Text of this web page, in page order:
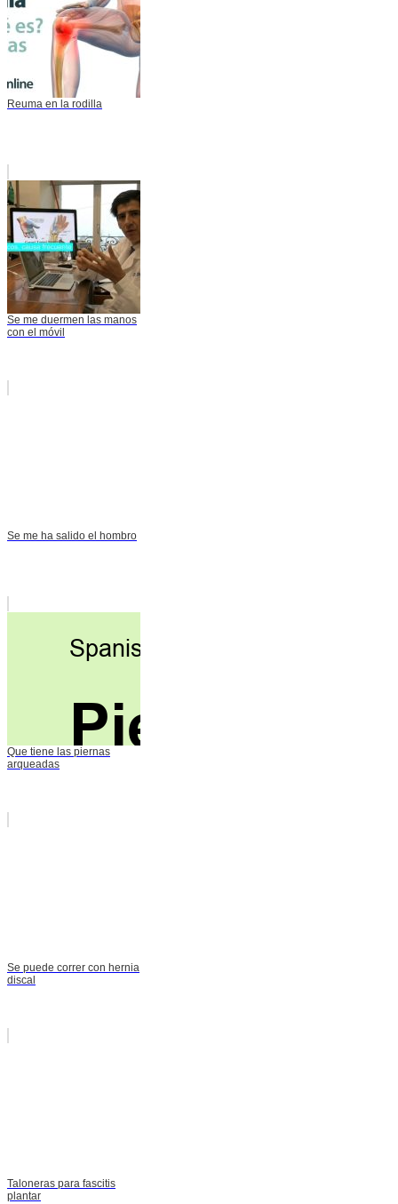
Reuma en la rodilla
Se me duermen las manos
con el móvil
Se me ha salido el hombro
Que tiene las piernas
arqueadas
Se puede correr con hernia
discal
Taloneras para fascitis
plantar